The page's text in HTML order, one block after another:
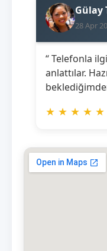
Gülay
28 Apr
“ Telefonla
anlattılar.
★ ★ ★ ★ ★